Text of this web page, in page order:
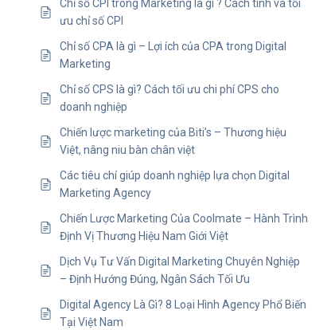
Chỉ số CPI trong Marketing là gì ? Cách tính và tối
ưu chỉ số CPI
Chỉ số CPA là gì – Lợi ích của CPA trong Digital
Marketing
Chỉ số CPS là gì? Cách tối ưu chi phí CPS cho
doanh nghiệp
Chiến lược marketing của Biti’s – Thương hiệu
Việt, nâng niu bàn chân việt
Các tiêu chí giúp doanh nghiệp lựa chọn Digital
Marketing Agency
Chiến Lược Marketing Của Coolmate – Hành Trình
Định Vị Thương Hiệu Nam Giới Việt
Dịch Vụ Tư Vấn Digital Marketing Chuyên Nghiệp
– Định Hướng Đúng, Ngân Sách Tối Ưu
Digital Agency Là Gì? 8 Loại Hình Agency Phổ Biến
Tại Việt Nam